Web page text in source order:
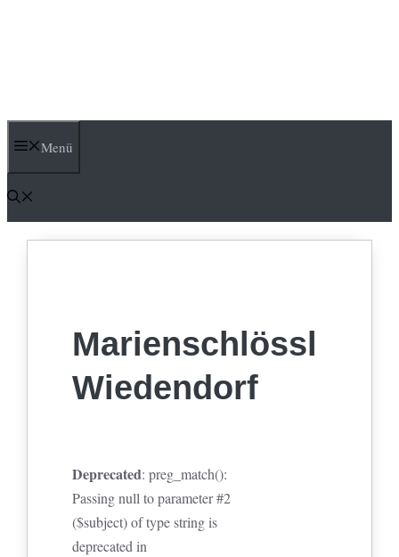
Menü
Marienschlössl
Wiedendorf
Deprecated: preg_match():
Passing null to parameter #2
($subject) of type string is
deprecated in